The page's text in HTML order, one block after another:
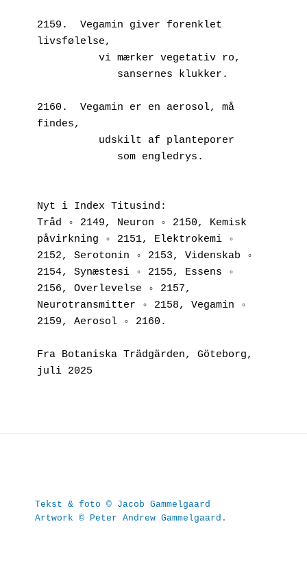
2159.  Vegamin giver forenklet
livsfølelse,
          vi mærker vegetativ ro,
             sansernes klukker.
2160.  Vegamin er en aerosol, må
findes,
          udskilt af planteporer
             som engledrys.
Nyt i Index Titusind:
Tråd ◦ 2149, Neuron ◦ 2150, Kemisk
påvirkning ◦ 2151, Elektrokemi ◦
2152, Serotonin ◦ 2153, Videnskab ◦
2154, Synæstesi ◦ 2155, Essens ◦
2156, Overlevelse ◦ 2157,
Neurotransmitter ◦ 2158, Vegamin ◦
2159, Aerosol ◦ 2160.
Fra Botaniska Trädgärden, Göteborg,
juli 2025
Tekst & foto © Jacob Gammelgaard
Artwork © Peter Andrew Gammelgaard.